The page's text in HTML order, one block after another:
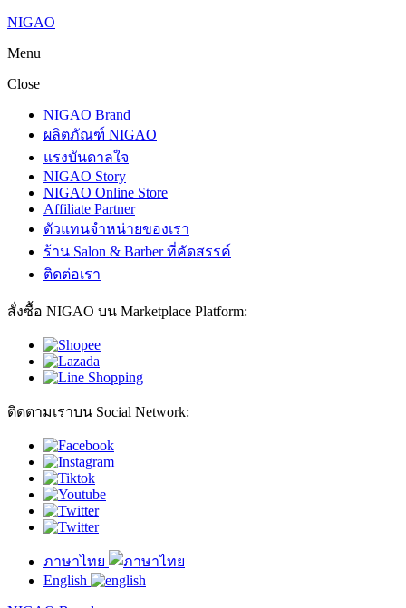
NIGAO
Menu
Close
NIGAO Brand
ผลิตภัณฑ์ NIGAO
แรงบันดาลใจ
NIGAO Story
NIGAO Online Store
Affiliate Partner
ตัวแทนจำหน่ายของเรา
ร้าน Salon & Barber ที่คัดสรรค์
ติดต่อเรา
สั่งซื้อ NIGAO บน Marketplace Platform:
ติดตามเราบน Social Network:
ภาษาไทย
English